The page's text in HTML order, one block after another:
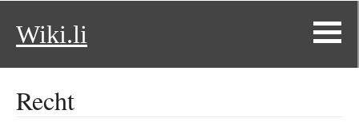
Wiki.li
Recht